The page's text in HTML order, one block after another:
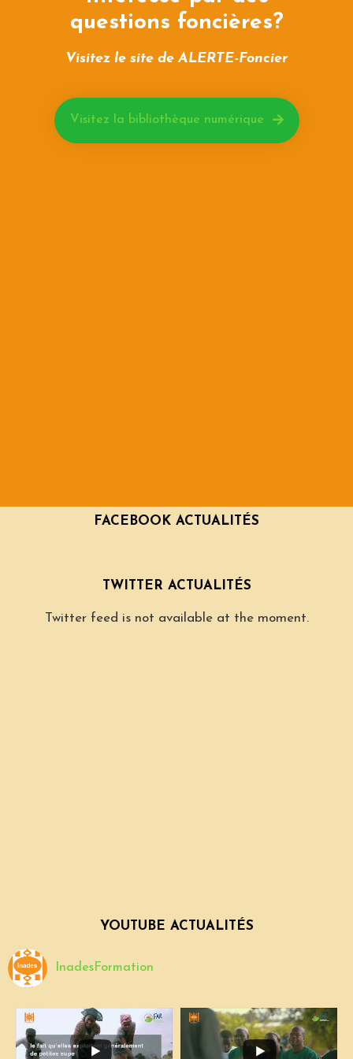
questions foncières?
Visitez le site de ALERTE-Foncier
Visitez la bibliothèque numérique
FACEBOOK ACTUALITÉS
TWITTER ACTUALITÉS
Twitter feed is not available at the moment.
YOUTUBE ACTUALITÉS
InadesFormation